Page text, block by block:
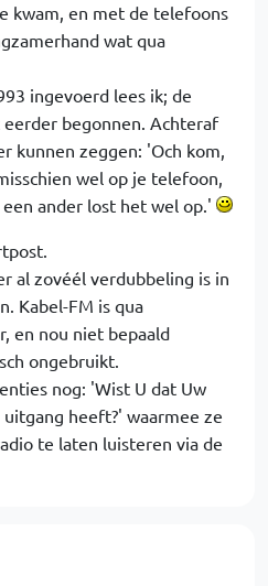
kwam, en met de telefoons
wat qua
ingevoerd lees ik; de
begonnen. Achteraf
kunnen zeggen: 'Och kom,
wel op je telefoon,
ander lost het wel op.'
al zovéél verdubbeling is in
Kabel-FM is qua
en nou niet bepaald
ongebruikt.
nog: 'Wist U dat Uw
heeft?' waarmee ze
te laten luisteren via de